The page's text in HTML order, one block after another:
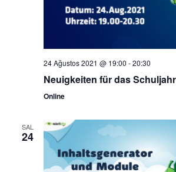
24 Ağustos 2021 @ 19:00 -20:30
Neuigkeiten für das
Online
SAL
24